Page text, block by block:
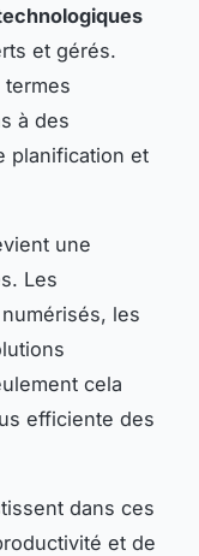
et gérés.
termes
à des
planification et
une
Les
les
cela
efficiente des
dans ces
et de